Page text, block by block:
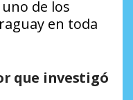
de los
en toda
que investigó